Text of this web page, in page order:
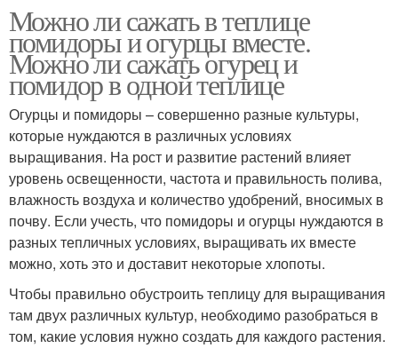
Можно ли сажать в теплице
помидоры и огурцы вместе.
Можно ли сажать огурец и
помидор в одной теплице
Огурцы и помидоры – совершенно разные культуры,
которые нуждаются в различных условиях
выращивания. На рост и развитие растений влияет
уровень освещенности, частота и правильность полива,
влажность воздуха и количество удобрений, вносимых в
почву. Если учесть, что помидоры и огурцы нуждаются в
разных тепличных условиях, выращивать их вместе
можно, хоть это и доставит некоторые хлопоты.
Чтобы правильно обустроить теплицу для выращивания
там двух различных культур, необходимо разобраться в
том, какие условия нужно создать для каждого растения.